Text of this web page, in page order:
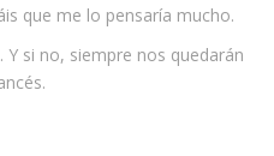
que me lo pensaría mucho.
si no, siempre nos quedarán